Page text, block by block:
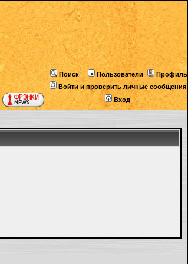
Поиск Пользователи
Профиль
Войти и проверить личные сообщения
Вход